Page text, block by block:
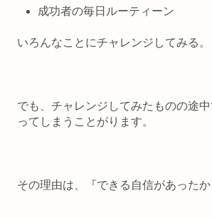
成功者の毎日ルーティーン
いろんなことにチャレンジしてみる。
でも、チャレンジしてみたものの途
ってしまうことがります。
その理由は、『できる自信があったか